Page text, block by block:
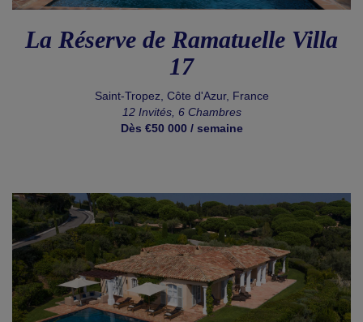
La Réserve de Ramatuelle Villa
17
Saint-Tropez, Côte d'Azur, France
12 Invités, 6 Chambres
Dès €50 000 / semaine